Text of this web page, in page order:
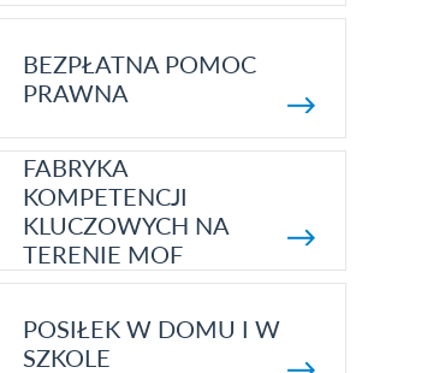
BEZPŁATNA POMOC
PRAWNA
FABRYKA
KOMPETENCJI
KLUCZOWYCH NA
TERENIE MOF
POSIŁEK W DOMU I W
SZKOLE